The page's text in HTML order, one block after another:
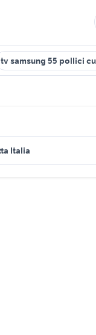
tv samsung 55 pollici